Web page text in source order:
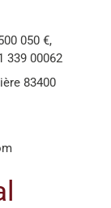
050 €,
339 00062
83400